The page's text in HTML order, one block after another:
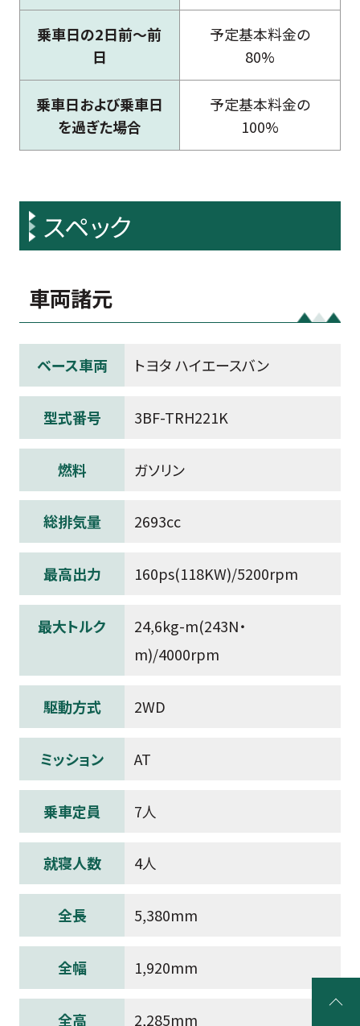
乗車日の2日前〜前
日
予定基本料金の
80%
乗車日および乗車日
を過ぎた場合
予定基本料金の
100%
スペック
車両諸元
ベース車両 トヨタ ハイエースバン
型式番号 3BF-TRH221K
燃料 ガソリン
総排気量 2693cc
最高出力 160ps(118KW)/5200rpm
最大トルク
24,6kg-m(243N・
m)/4000rpm
駆動方式 2WD
ミッション AT
乗車定員 7人
就寝人数 4人
全長 5,380mm
全幅 1,920mm
全高 2,285mm